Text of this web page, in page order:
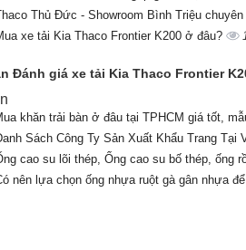
Thủ Đức - Showroom Bình Triệu
xe tải Kia Thaco Frontier K200 ở đâu?
Đánh giá xe tải Kia Thaco Frontier
khăn trải bàn ở đâu tại TPHCM giá tốt,
Sách Công Ty Sản Xuất Khẩu Trang Tại
cao su lõi thép, Ống cao su bố thép, ống
nên lựa chọn ống nhựa ruột gà gân nhựa